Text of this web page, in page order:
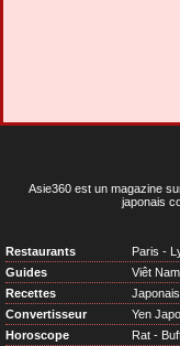
Asie360 est un magazine
japonais
Restaurants Paris -
Guides
Viêt Nam
Recettes
Convertisseur
Yen
Horoscope
Rat -